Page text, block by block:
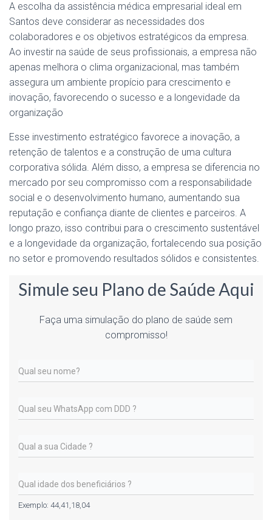
A escolha da assistência médica empresarial ideal em
Santos deve considerar as necessidades dos
colaboradores e os objetivos estratégicos da empresa.
Ao investir na saúde de seus profissionais, a empresa não
apenas melhora o clima organizacional, mas também
assegura um ambiente propício para crescimento e
inovação, favorecendo o sucesso e a longevidade da
organização
Esse investimento estratégico favorece a inovação, a
retenção de talentos e a construção de uma cultura
corporativa sólida. Além disso, a empresa se diferencia no
mercado por seu compromisso com a responsabilidade
social e o desenvolvimento humano, aumentando sua
reputação e confiança diante de clientes e parceiros. A
longo prazo, isso contribui para o crescimento sustentável
e a longevidade da organização, fortalecendo sua posição
no setor e promovendo resultados sólidos e consistentes.
Simule seu Plano de Saúde Aqui
Faça uma simulação do plano de saúde sem
compromisso!
Exemplo: 44,41,18,04